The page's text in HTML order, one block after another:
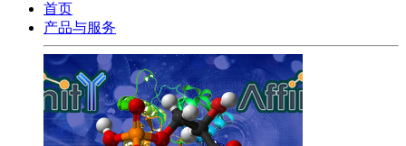
首页
产品与服务